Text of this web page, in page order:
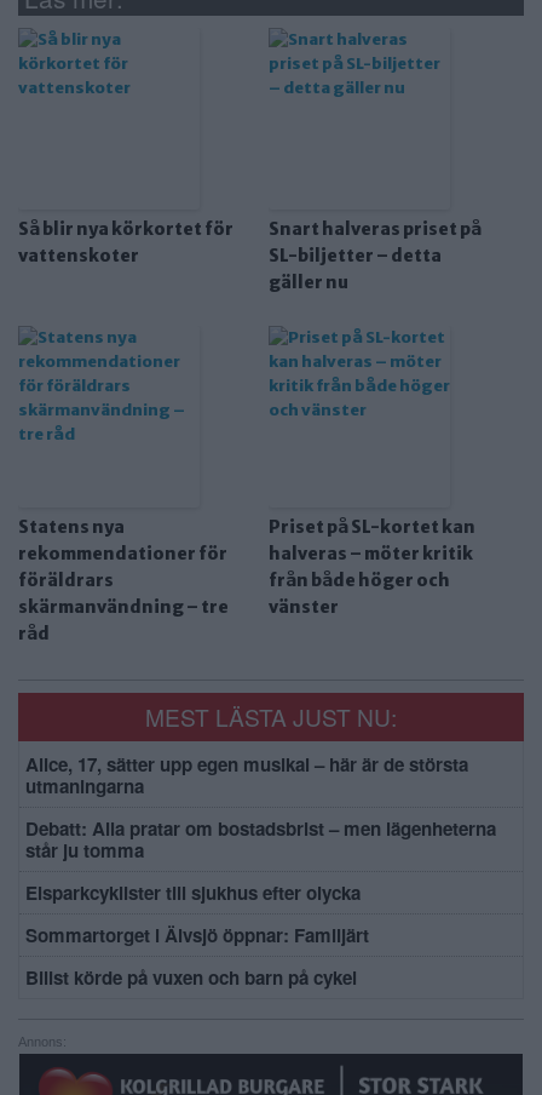
Så blir nya körkortet för
vattenskoter
Snart halveras priset på
SL-biljetter – detta
gäller nu
Statens nya
rekommendationer för
föräldrars
skärmanvändning – tre
råd
Priset på SL-kortet kan
halveras – möter kritik
från både höger och
vänster
MEST LÄSTA JUST NU:
Alice, 17, sätter upp egen musikal – här är de största
utmaningarna
Debatt: Alla pratar om bostadsbrist – men lägenheterna
står ju tomma
Elsparkcyklister till sjukhus efter olycka
Sommartorget i Älvsjö öppnar: Familjärt
Bilist körde på vuxen och barn på cykel
Annons: